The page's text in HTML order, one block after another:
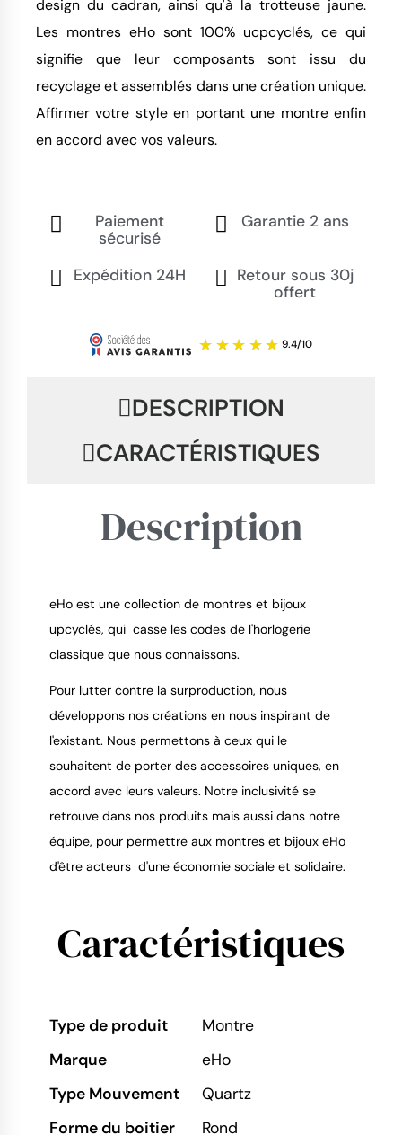
design du cadran, ainsi qu'à la trotteuse jaune.
Les montres eHo sont 100% ucpcyclés, ce qui
signifie que leur composants sont issu du
recyclage et assemblés dans une création unique.
Affirmer votre style en portant une montre enfin
en accord avec vos valeurs.
Paiement
sécurisé
Garantie 2 ans
Expédition 24H
Retour sous 30j
offert
DESCRIPTION
CARACTÉRISTIQUES
Description
eHo est une collection de montres et bijoux
upcyclés, qui casse les codes de l'horlogerie
classique que nous connaissons.
Pour lutter contre la surproduction, nous
développons nos créations en nous inspirant de
l'existant. Nous permettons à ceux qui le
souhaitent de porter des accessoires uniques, en
accord avec leurs valeurs. Notre inclusivité se
retrouve dans nos produits mais aussi dans notre
équipe, pour permettre aux montres et bijoux eHo
d'être acteurs d'une économie sociale et solidaire.
Caractéristiques
Type de produit
Montre
Marque
eHo
Type Mouvement
Quartz
Forme du boitier
Rond